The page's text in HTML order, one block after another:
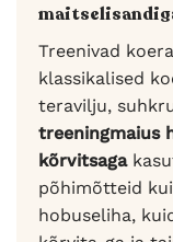
Treenivad
klassikalised
teravilju,
treeningmaius
kõrvitsaga
põhimõtteid
hobuseliha,